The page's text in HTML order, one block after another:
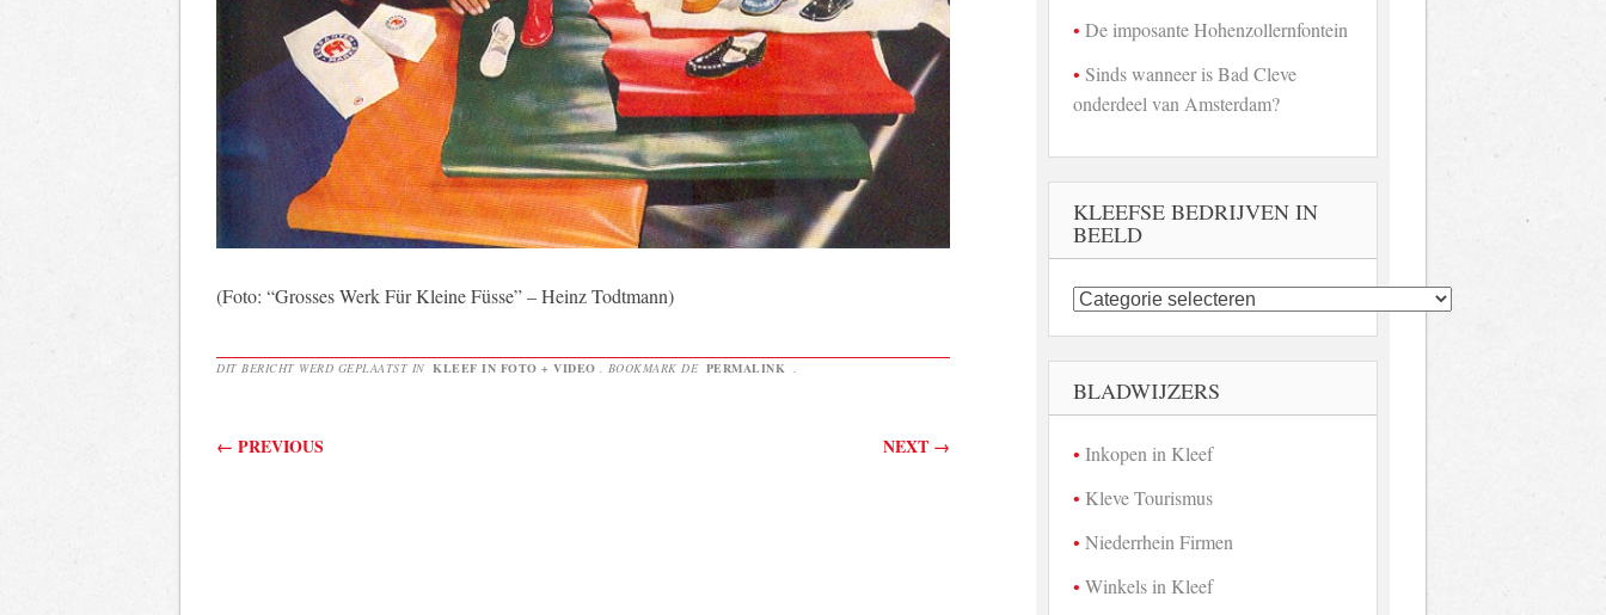
(Foto: “Grosses Werk Für Kleine Füsse” – Heinz Todtmann)
DIT BERICHT WERD GEPLAATST IN KLEEF IN FOTO + VIDEO . BOOKMARK DE PERMALINK
Berichtnavigatie
← PREVIOUS NEXT →
De imposante Hohenzollernfontein
Sinds wanneer is Bad Cleve
onderdeel van Amsterdam?
KLEEFSE BEDRIJVEN IN
BEELD
Kleefse
bedrijven
beeld
BLADWIJZERS
Inkopen in Kleef
Kleve Tourismus
Niederrhein Firmen
Winkels in Kleef